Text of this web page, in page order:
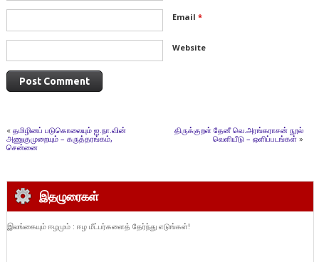
Email *
Website
« தமிழினப் படுகொலையும் ஐ.நா.வின்
அணுகுமுறையும் – கருத்தரங்கம்,
சென்னை
திருக்குறள் தேனீ வெ.அரங்கராசன் நூல்
வெளியீடு – ஒளிப்படங்கள்»
இதழுரைகள்
இலங்கையும் ஈழமும் : ஈழ மீட்பர்களைத் தேர்ந்து எடுங்கள்!